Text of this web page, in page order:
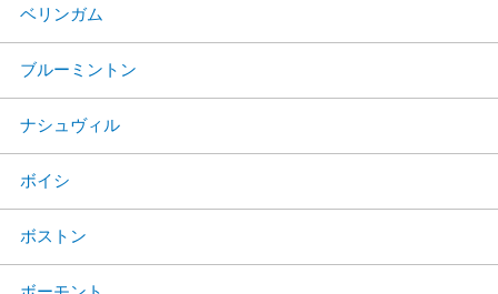
ベリンガム
ブルーミントン
ナシュヴィル
ボイシ
ボストン